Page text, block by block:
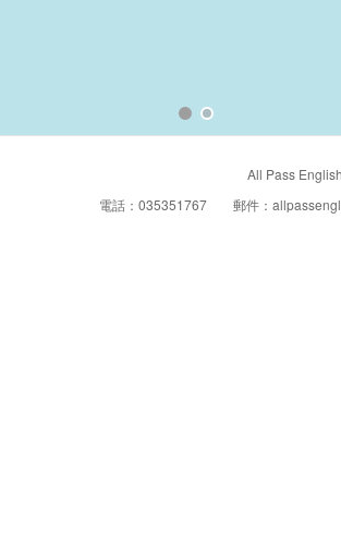
All Pass
電話：035351767 郵件：